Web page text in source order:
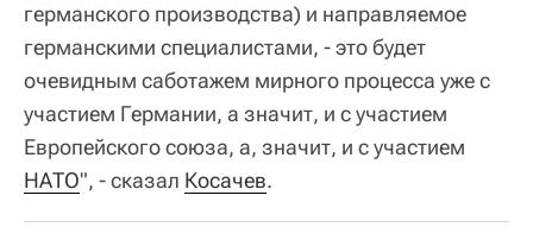
германского производства) и направляемое
германскими специалистами, - это будет
очевидным саботажем мирного процесса уже с
участием Германии, а значит, и с участием
Европейского союза, а, значит, и с участием
НАТО", - сказал Косачев.